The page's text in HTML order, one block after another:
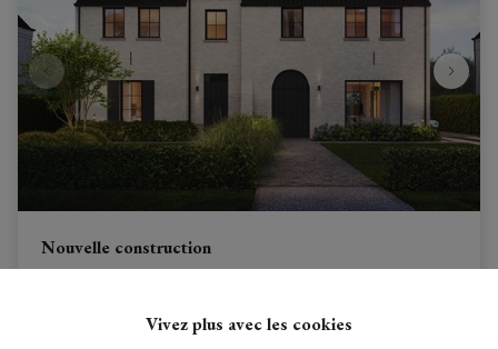
Vivez plus avec les cookies
Nouvelle construction
Hoogsimsestraat 71 lot 2, 3570 Alken Ref